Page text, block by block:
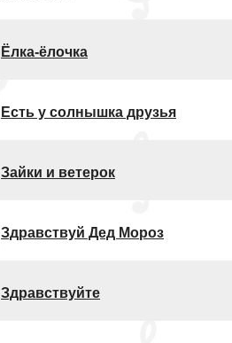
Ёлка-ёлочка
Есть у солнышка друзья
Зайки и ветерок
Здравствуй Дед Мороз
Здравствуйте